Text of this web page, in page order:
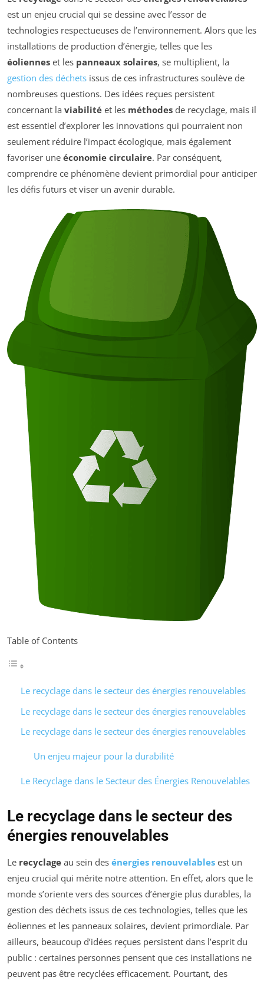
est un enjeu crucial qui se dessine avec l’essor de
technologies respectueuses de l’environnement. Alors que les
installations de production d’énergie, telles que les
éoliennes et les panneaux solaires, se multiplient, la
gestion des déchets issus de ces infrastructures soulève de
nombreuses questions. Des idées reçues persistent
concernant la viabilité et les méthodes de recyclage, mais il
est essentiel d’explorer les innovations qui pourraient non
seulement réduire l’impact écologique, mais également
favoriser une économie circulaire. Par conséquent,
comprendre ce phénomène devient primordial pour anticiper
les défis futurs et viser un avenir durable.
Table of Contents
Le recyclage dans le secteur des énergies renouvelables
Le recyclage dans le secteur des énergies renouvelables
Le recyclage dans le secteur des énergies renouvelables
Un enjeu majeur pour la durabilité
Le Recyclage dans le Secteur des Énergies Renouvelables
Le recyclage dans le secteur des
énergies renouvelables
Le recyclage au sein des énergies renouvelables est un
enjeu crucial qui mérite notre attention. En effet, alors que le
monde s’oriente vers des sources d’énergie plus durables, la
gestion des déchets issus de ces technologies, telles que les
éoliennes et les panneaux solaires, devient primordiale. Par
ailleurs, beaucoup d’idées reçues persistent dans l’esprit du
public : certaines personnes pensent que ces installations ne
peuvent pas être recyclées efficacement. Pourtant, des